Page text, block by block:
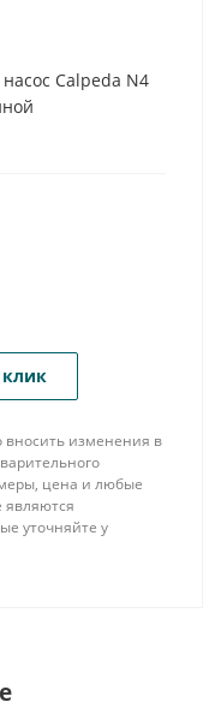
Calpeda N4
клик
вносить изменения в
цена и любые
являются
уточняйте у